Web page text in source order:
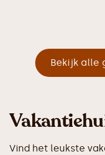
Bekijk alle
Vind het leukste